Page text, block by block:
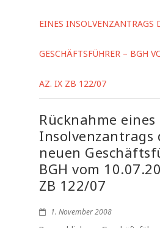
EINES INSOLVENZANTRAGS
GESCHÄFTSFÜHRER – BGH
AZ. IX ZB 122/07
Rücknahme eines
Insolvenzantrags
neuen
BGH vom
ZB 122/07
1. November 2008